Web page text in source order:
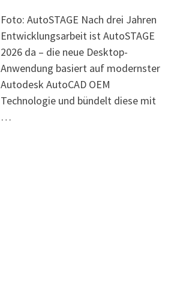
Foto: AutoSTAGE Nach drei Jahren
Entwicklungsarbeit ist AutoSTAGE
2026 da – die neue Desktop-
Anwendung basiert auf modernster
Autodesk AutoCAD OEM
Technologie und bündelt diese mit
…